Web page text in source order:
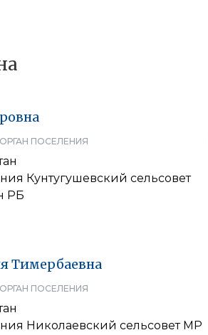
ПОСЕЛЕНИЯ
Кунтугушевский сельсовет
РБ
Тимербаевна
ПОСЕЛЕНИЯ
Николаевский сельсовет МР